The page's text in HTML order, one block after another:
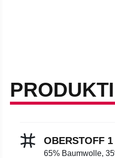
OBERSTOFF 1
65% Baumwolle,